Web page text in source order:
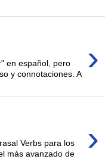
›
en español, pero
y connotaciones. A
›
Verbs para los
más avanzado de